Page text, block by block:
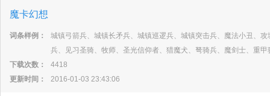
魔卡幻想
词条样例：
城镇弓箭兵、城镇长矛兵、城镇巡逻兵、城镇突击兵、魔法小丑、
兵、见习圣骑、牧师、圣光信仰者、猎魔犬、弩骑兵、魔剑士、重
下载次数：
4418
更新时间：
2016-01-03 23:43:06